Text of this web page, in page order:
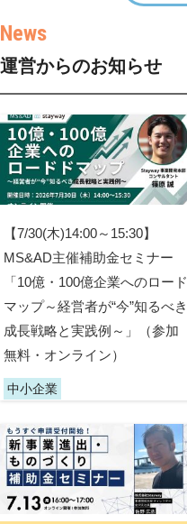
運営からのお知らせ
【7/30(木)14:00～15:30】
MS&AD主催補助金セミナー
「10億・100億企業へのロード
マップ～経営者が“今”知るべき
成長戦略と実践例～」（参加
無料・オンライン）
中小企業